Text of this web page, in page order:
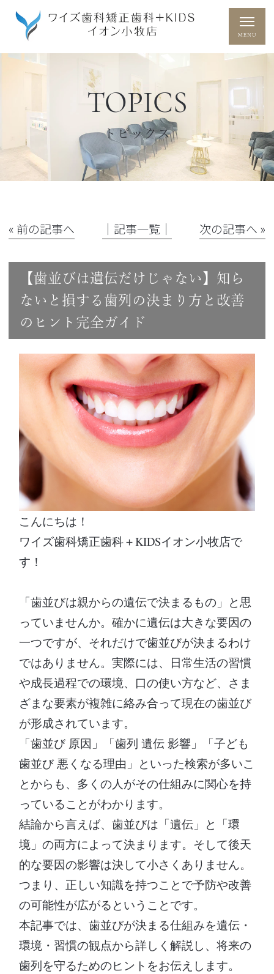
TOPICS
トピックス
« 前の記事へ │記事一覧│ 次の記事へ »
【歯並びは遺伝だけじゃない】知ら
ないと損する歯列の決まり方と改善
のヒント完全ガイド
こんにちは！
ワイズ歯科矯正歯科＋KIDSイオン小牧店で
す！
「歯並びは親からの遺伝で決まるもの」と思
っていませんか。確かに遺伝は大きな要因の
一つですが、それだけで歯並びが決まるわけ
ではありません。実際には、日常生活の習慣
や成長過程での環境、口の使い方など、さま
ざまな要素が複雑に絡み合って現在の歯並び
が形成されています。
「歯並び 原因」「歯列 遺伝 影響」「子ども
歯並び 悪くなる理由」といった検索が多いこ
とからも、多くの人がその仕組みに関心を持
っていることがわかります。
結論から言えば、歯並びは「遺伝」と「環
境」の両方によって決まります。そして後天
的な要因の影響は決して小さくありません。
つまり、正しい知識を持つことで予防や改善
の可能性が広がるということです。
本記事では、歯並びが決まる仕組みを遺伝・
環境・習慣の観点から詳しく解説し、将来の
歯列を守るためのヒントをお伝えします。